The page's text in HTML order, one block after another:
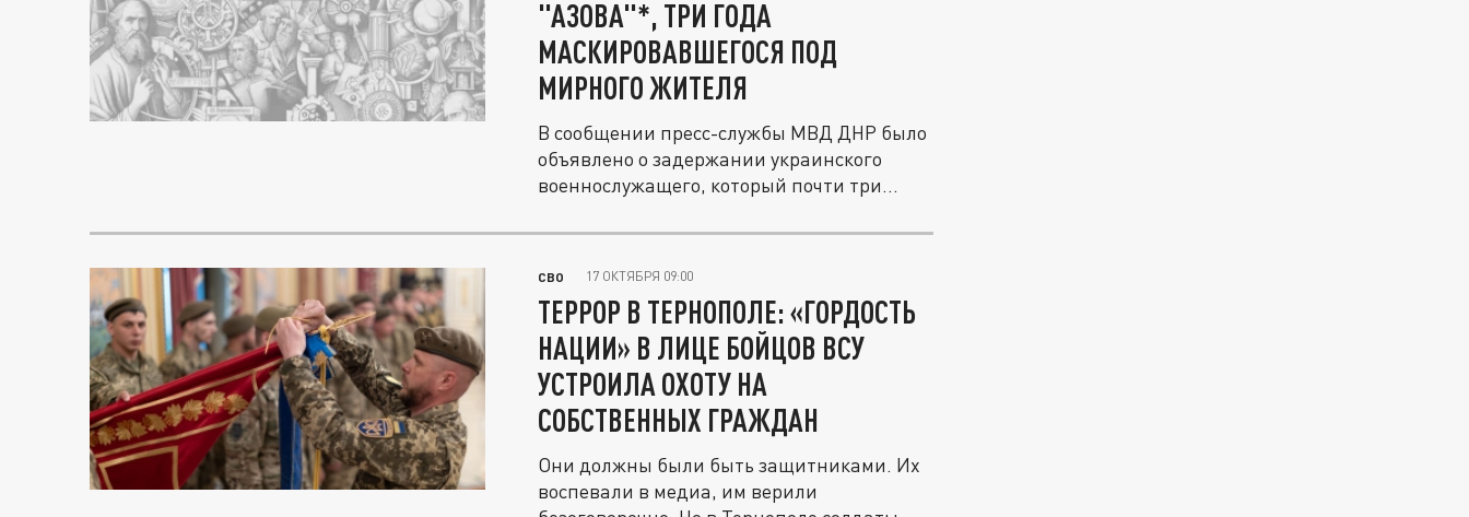
"АЗОВА"*, ТРИ ГОДА
МАСКИРОВАВШЕГОСЯ ПОД
МИРНОГО ЖИТЕЛЯ
В сообщении пресс-службы МВД ДНР было
объявлено о задержании украинского
военнослужащего, который почти три...
СВО 17 ОКТЯБРЯ 09:00
ТЕРРОР В ТЕРНОПОЛЕ: «ГОРДОСТЬ
НАЦИИ» В ЛИЦЕ БОЙЦОВ ВСУ
УСТРОИЛА ОХОТУ НА
СОБСТВЕННЫХ ГРАЖДАН
Они должны были быть защитниками. Их
воспевали в медиа, им верили